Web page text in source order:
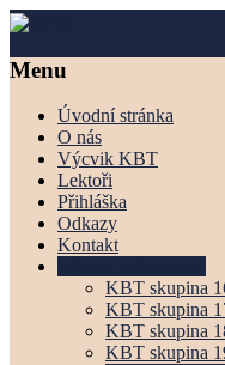
Skip
content
IKBT
Menu
Úvodní stránka
O nás
Výcvik KBT
Lektoři
Přihláška
Odkazy
Kontakt
KBT skupina
KBT skupina
KBT skupina
KBT skupina